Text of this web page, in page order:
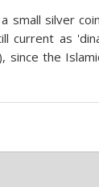
small silver
current as
since the